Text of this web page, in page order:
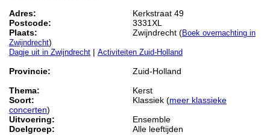
Adres:
Kerkstraat 49
Postcode:
3331XL
Plaats:
Zwijndrecht (Boek overnachting in
Zwijndrecht)
Dagje uit in Zwijndrecht | Activiteiten Zuid-Holland
Provincie:
Zuid-Holland
Thema:
Kerst
Soort:
Klassiek (meer klassieke
concerten)
Uitvoering:
Ensemble
Doelgroep:
Alle leeftijden